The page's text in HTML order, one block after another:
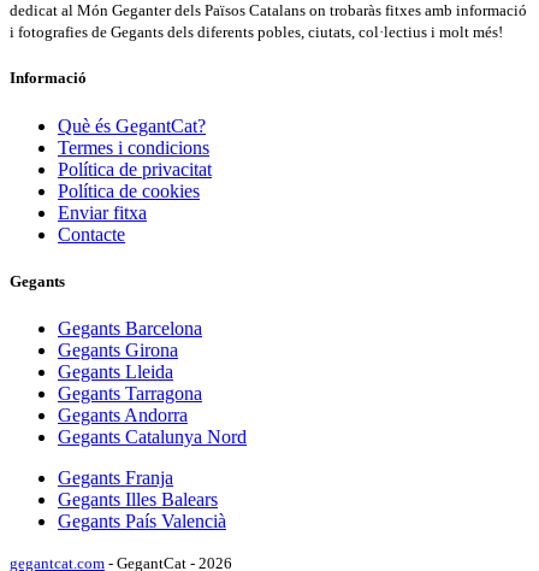
dedicat al Món Geganter dels Països Catalans on trobaràs fitxes amb informació
i fotografies de Gegants dels diferents pobles, ciutats, col·lectius i molt més!
Informació
Què és GegantCat?
Termes i condicions
Política de privacitat
Política de cookies
Enviar fitxa
Contacte
Gegants
Gegants Barcelona
Gegants Girona
Gegants Lleida
Gegants Tarragona
Gegants Andorra
Gegants Catalunya Nord
Gegants Franja
Gegants Illes Balears
Gegants País Valencià
gegantcat.com - GegantCat - 2026